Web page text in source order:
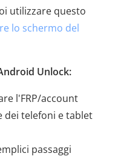
utilizzare questo
lo schermo del
Unlock:
l'FRP/account
dei telefoni e tablet
passaggi